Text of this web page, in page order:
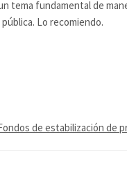
tema fundamental de
Lo recomiendo.
de estabilización de